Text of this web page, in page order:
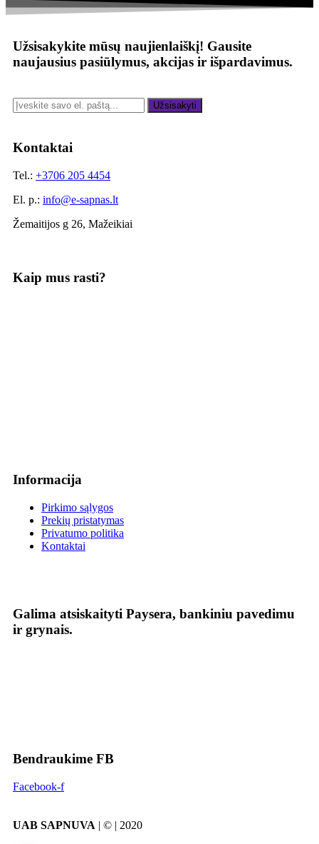
Užsisakykite mūsų naujienlaiškį! Gausite
naujausius pasiūlymus, akcijas ir išpardavimus.
Užsisakyti
Kontaktai
Tel.: +3706 205 4454
El. p.: info@e-sapnas.lt
Žemaitijos g 26, Mažeikiai
Kaip mus rasti?
Informacija
Pirkimo sąlygos
Prekių pristatymas
Privatumo politika
Kontaktai
Galima atsiskaityti Paysera, bankiniu pavedimu
ir grynais.
Bendraukime FB
Facebook-f
UAB SAPNUVA | © | 2020